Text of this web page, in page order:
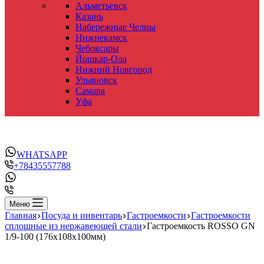
Альметьевск
Казань
Набережные Челны
Нижнекамск
Чебоксары
Йошкар-Ола
Нижний Новгород
Ульяновск
Самара
Уфа
WHATSAPP
+78435557788
Меню
Главная Посуда и инвентарь Гастроемкости Гастроемкости
сплошные из нержавеющей стали Гастроемкость ROSSO GN
1/9-100 (176х108х100мм)